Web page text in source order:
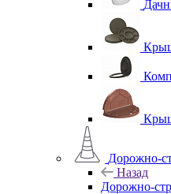
Дорожно-
Назад
Дорожно-